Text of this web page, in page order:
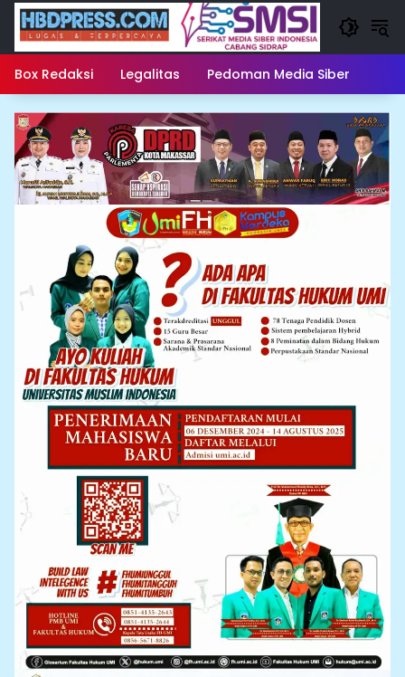
Langsung
konten
Box Redaksi Legalitas Pedoman Media Siber